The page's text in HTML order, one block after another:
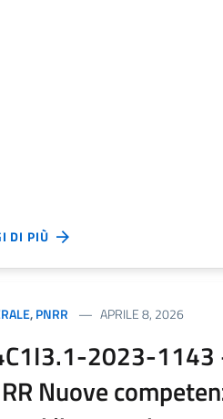
DI PIÙ
,PNRR APRILE 8, 2026
2023-1143
Nuove